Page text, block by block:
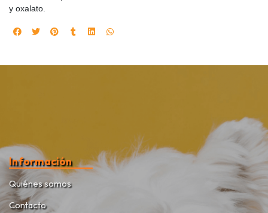
y oxalato.
Información
Quiénes somos
Contacto